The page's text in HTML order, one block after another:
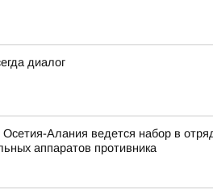
диалог
Осетия-Алания ведется набор в
аппаратов противника